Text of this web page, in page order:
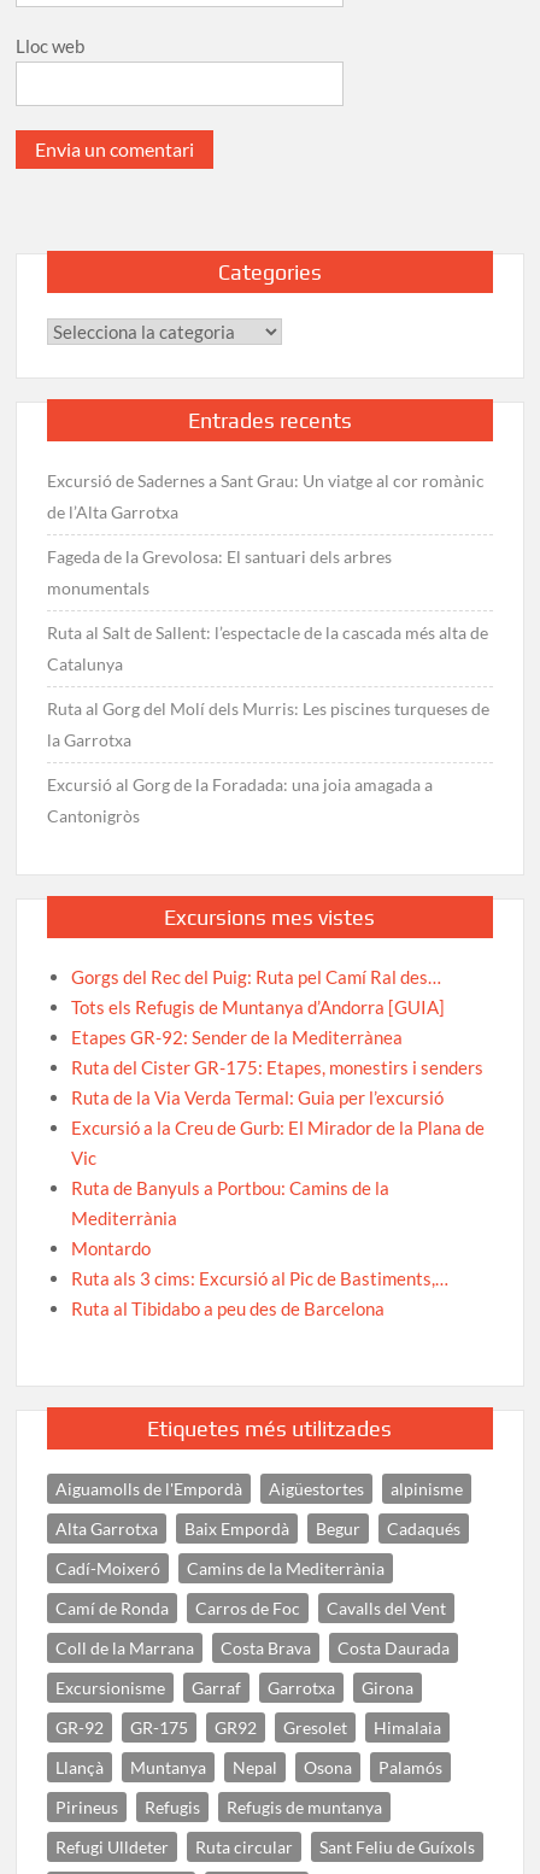
Lloc web
Categories
Categories
Entrades recents
Excursió de Sadernes a Sant Grau: Un viatge al cor romànic
de l’Alta Garrotxa
Fageda de la Grevolosa: El santuari dels arbres
monumentals
Ruta al Salt de Sallent: l’espectacle de la cascada més alta de
Catalunya
Ruta al Gorg del Molí dels Murris: Les piscines turqueses de
la Garrotxa
Excursió al Gorg de la Foradada: una joia amagada a
Cantonigròs
Excursions mes vistes
Gorgs del Rec del Puig: Ruta pel Camí Ral des…
Tots els Refugis de Muntanya d’Andorra [GUIA]
Etapes GR-92: Sender de la Mediterrànea
Ruta del Cister GR-175: Etapes, monestirs i senders
Ruta de la Via Verda Termal: Guia per l’excursió
Excursió a la Creu de Gurb: El Mirador de la Plana de
Vic
Ruta de Banyuls a Portbou: Camins de la
Mediterrània
Montardo
Ruta als 3 cims: Excursió al Pic de Bastiments,…
Ruta al Tibidabo a peu des de Barcelona
Etiquetes més utilitzades
Aiguamolls de l'Empordà Aigüestortes
alpinisme
Alta Garrotxa
Baix Empordà Begur
Cadaqués
Cadí-Moixeró
Camins de la Mediterrània
Camí de Ronda
Carros de Foc
Cavalls del Vent
Coll de la Marrana
Costa Brava
Costa Daurada
Excursionisme
Garraf Garrotxa
Girona
GR-92
GR-175 GR92 Gresolet
Himalaia
Llançà
Muntanya Nepal Osona
Palamós
Pirineus
Refugis
Refugis de muntanya
Refugi Ulldeter
Ruta circular
Sant Feliu de Guíxols